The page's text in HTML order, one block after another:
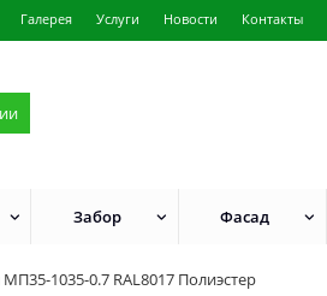
Галерея Услуги Новости Контакты
Забор Фасад
1035-0.7 RAL8017 Полиэстер